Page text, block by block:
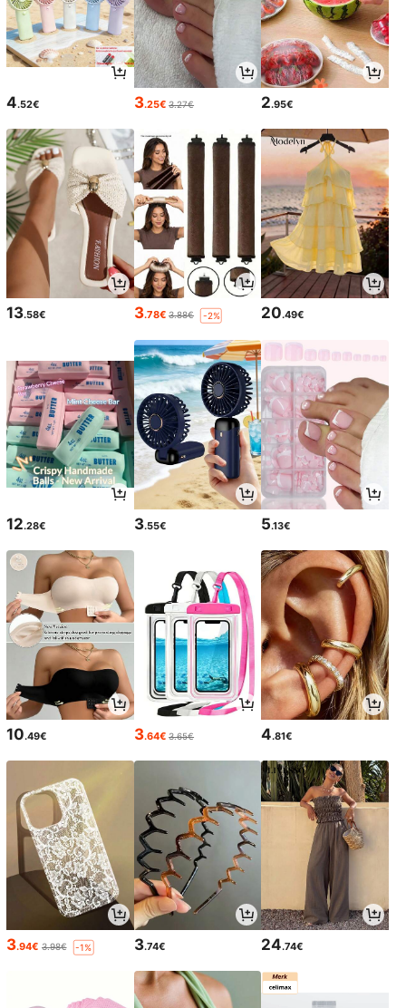
4.52€ 3.25€ 3.27€ 2.95€
13.58€ 3.78€ 3.88€ -2% 20.49€
12.28€ 3.55€ 5.13€
10.49€ 3.64€ 3.65€ 4.81€
3.94€ 3.98€ -1% 3.74€ 24.74€